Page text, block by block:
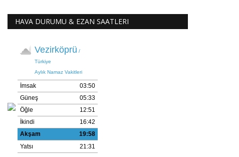
HAVA DURUMU & EZAN SAATLERI